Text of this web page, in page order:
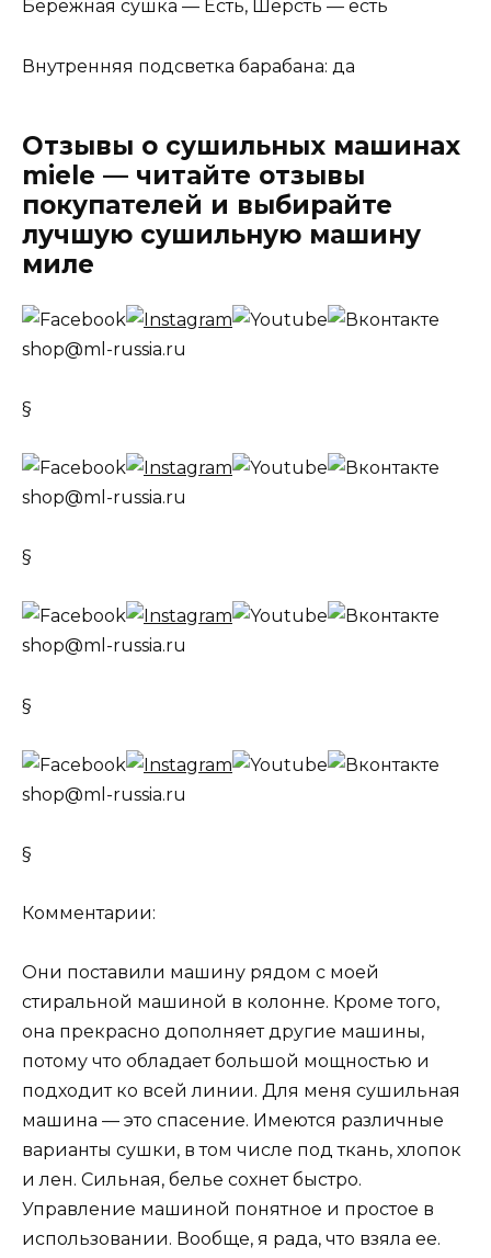
Бережная сушка — Есть, Шерсть — есть
Внутренняя подсветка барабана: да
Отзывы о сушильных машинах
miele — читайте отзывы
покупателей и выбирайте
лучшую сушильную машину
миле
shop@ml-russia.ru
§
shop@ml-russia.ru
§
shop@ml-russia.ru
§
shop@ml-russia.ru
§
Комментарии:
Они поставили машину рядом с моей
стиральной машиной в колонне. Кроме того,
она прекрасно дополняет другие машины,
потому что обладает большой мощностью и
подходит ко всей линии. Для меня сушильная
машина — это спасение. Имеются различные
варианты сушки, в том числе под ткань, хлопок
и лен. Сильная, белье сохнет быстро.
Управление машиной понятное и простое в
использовании. Вообще, я рада, что взяла ее.